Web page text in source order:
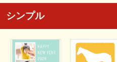
シンプル